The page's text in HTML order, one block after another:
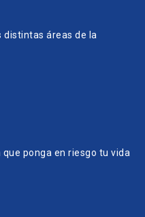
distintas áreas de la
ponga en riesgo tu vida